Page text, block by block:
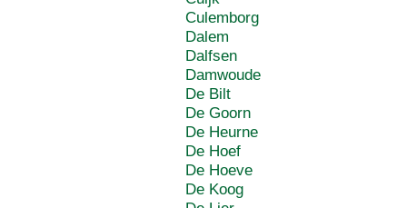
Culemborg
Dalem
Dalfsen
Damwoude
De Bilt
De Goorn
De Heurne
De Hoef
De Hoeve
De Koog